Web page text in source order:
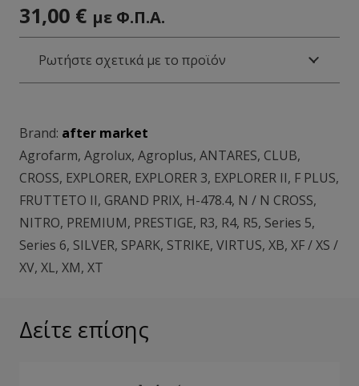
31,00 € με Φ.Π.Α.
Ρωτήστε σχετικά με το προϊόν
Brand: after market
Agrofarm, Agrolux, Agroplus, ANTARES, CLUB,
CROSS, EXPLORER, EXPLORER 3, EXPLORER II, F PLUS,
FRUTTETO II, GRAND PRIX, H-478.4, N / N CROSS,
NITRO, PREMIUM, PRESTIGE, R3, R4, R5, Series 5,
Series 6, SILVER, SPARK, STRIKE, VIRTUS, XB, XF / XS /
XV, XL, XM, XT
Δείτε επίσης